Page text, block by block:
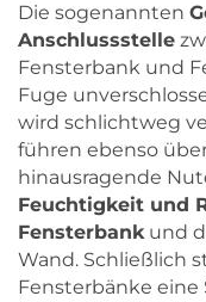
Die sogenannten
Anschlussstelle
Fensterbank und
Fuge
wird schlichtweg
führen ebenso
hinausragende
Feuchtigkeit und
Fensterbankund
Wand. Schließlich
Fensterbänke eine